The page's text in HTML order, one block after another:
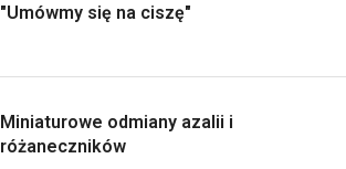
"Umówmy się na ciszę"
Miniaturowe odmiany azalii i
różaneczników